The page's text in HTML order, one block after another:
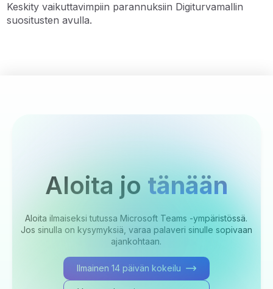
Keskity vaikuttavimpiin parannuksiin Digiturvamallin
suositusten avulla.
Aloita jo tänään
Aloita ilmaiseksi tutussa Microsoft Teams -ympäristössä.
Jos sinulla on kysymyksiä, varaa palaveri sinulle sopivaan
ajankohtaan.
Ilmainen 14 päivän kokeilu